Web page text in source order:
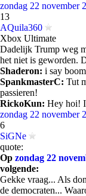
zondag 22 november
13
AQuila360
Xbox Ultimate
Dadelijk Trump weg
het niet is geworden.
Shaderon: i say
SpankmasterC: Tut
passieren!
RickoKun: Hey hoi!
zondag 22 november
6
SiGNe
quote:
Op zondag 22
volgende:
Gekke vraag... Als
de democraten...